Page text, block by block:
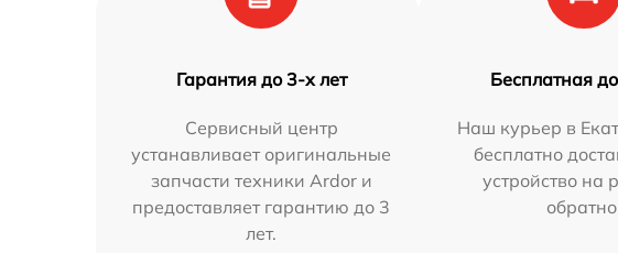
Гарантия до 3-х лет
Сервисный центр
устанавливает оригинальные
запчасти техники Ardor и
предоставляет гарантию до 3
лет.
Бесплатная
Наш курьер в
бесплатно
устройство на